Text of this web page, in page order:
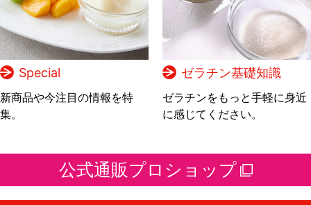
Special
新商品や今注目の情報を特
集。
ゼラチン基礎知識
ゼラチンをもっと手軽に身近
に感じてください。
公式通販プロショップ